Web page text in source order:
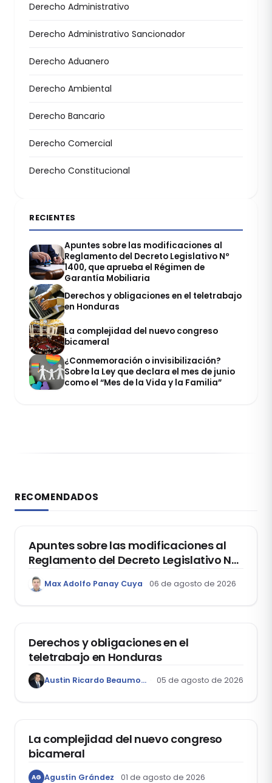
Derecho Administrativo
Derecho Administrativo Sancionador
Derecho Aduanero
Derecho Ambiental
Derecho Bancario
Derecho Comercial
Derecho Constitucional
RECIENTES
Apuntes sobre las modificaciones al
Reglamento del Decreto Legislativo Nº
1400, que aprueba el Régimen de
Garantía Mobiliaria
Derechos y obligaciones en el teletrabajo
en Honduras
La complejidad del nuevo congreso
bicameral
¿Conmemoración o invisibilización?
Sobre la Ley que declara el mes de junio
como el “Mes de la Vida y la Familia”
RECOMENDADOS
DERECHO REGISTRAL
Apuntes sobre las modificaciones al
Reglamento del Decreto Legislativo Nº
1400, que aprueba el Régimen de
Garantía Mobiliaria
Max Adolfo Panay Cuya 06 de agosto de 2026
Derechos y obligaciones en el
teletrabajo en Honduras
Austin Ricardo Beaumont Rivera 05 de agosto de 2026
La complejidad del nuevo congreso
bicameral
AG Agustín Grández 01 de agosto de 2026